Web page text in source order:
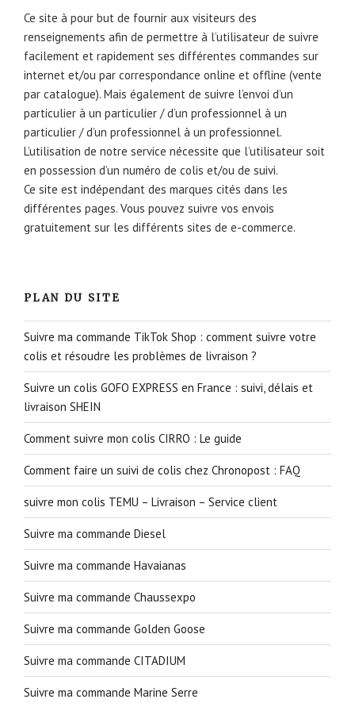
Ce site à pour but de fournir aux visiteurs des
renseignements afin de permettre à l’utilisateur de suivre
facilement et rapidement ses différentes commandes sur
internet et/ou par correspondance online et offline (vente
par catalogue). Mais également de suivre l’envoi d’un
particulier à un particulier / d’un professionnel à un
particulier / d’un professionnel à un professionnel.
L’utilisation de notre service nécessite que l’utilisateur soit
en possession d’un numéro de colis et/ou de suivi.
Ce site est indépendant des marques cités dans les
différentes pages. Vous pouvez suivre vos envois
gratuitement sur les différents sites de e-commerce.
PLAN DU SITE
Suivre ma commande TikTok Shop : comment suivre votre
colis et résoudre les problèmes de livraison ?
Suivre un colis GOFO EXPRESS en France : suivi, délais et
livraison SHEIN
Comment suivre mon colis CIRRO : Le guide
Comment faire un suivi de colis chez Chronopost : FAQ
suivre mon colis TEMU – Livraison – Service client
Suivre ma commande Diesel
Suivre ma commande Havaianas
Suivre ma commande Chaussexpo
Suivre ma commande Golden Goose
Suivre ma commande CITADIUM
Suivre ma commande Marine Serre